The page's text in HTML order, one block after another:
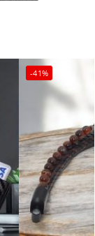
-41%